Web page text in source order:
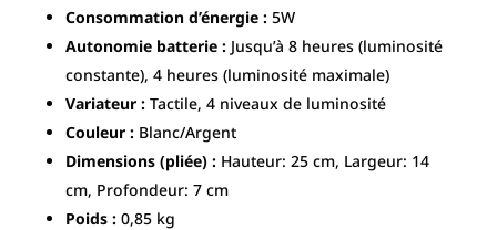
Consommation d’énergie :5W
Autonomie batterie :Jusqu’à 8 heures (luminosité
constante), 4 heures (luminosité maximale)
Variateur :Tactile, 4 niveaux de luminosité
Couleur :Blanc/Argent
Dimensions (pliée) :Hauteur: 25 cm, Largeur: 14
cm, Profondeur: 7 cm
Poids :0,85 kg